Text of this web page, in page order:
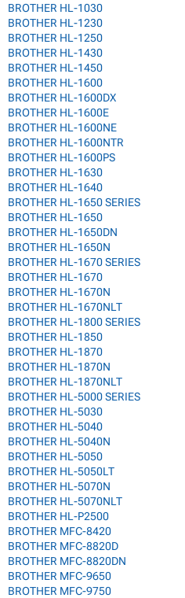
BROTHER HL-1030
BROTHER HL-1230
BROTHER HL-1250
BROTHER HL-1430
BROTHER HL-1450
BROTHER HL-1600
BROTHER HL-1600DX
BROTHER HL-1600E
BROTHER HL-1600NE
BROTHER HL-1600NTR
BROTHER HL-1600PS
BROTHER HL-1630
BROTHER HL-1640
BROTHER HL-1650 SERIES
BROTHER HL-1650
BROTHER HL-1650DN
BROTHER HL-1650N
BROTHER HL-1670 SERIES
BROTHER HL-1670
BROTHER HL-1670N
BROTHER HL-1670NLT
BROTHER HL-1800 SERIES
BROTHER HL-1850
BROTHER HL-1870
BROTHER HL-1870N
BROTHER HL-1870NLT
BROTHER HL-5000 SERIES
BROTHER HL-5030
BROTHER HL-5040
BROTHER HL-5040N
BROTHER HL-5050
BROTHER HL-5050LT
BROTHER HL-5070N
BROTHER HL-5070NLT
BROTHER HL-P2500
BROTHER MFC-8420
BROTHER MFC-8820D
BROTHER MFC-8820DN
BROTHER MFC-9650
BROTHER MFC-9750